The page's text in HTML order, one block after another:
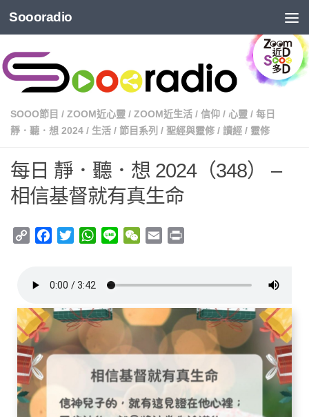
Soooradio
SOOO節目 / ZOOM近心靈 / ZOOM近生活 / 信仰 / 心靈 / 每日
靜．聽．想 2024 / 生活 / 節目系列 / 聖經與靈修 / 讀經 / 靈修
每日 靜．聽．想 2024（348） –
相信基督就有真生命
Copy
Facebook
TwitterWhatsApp
Line WeChat
Email